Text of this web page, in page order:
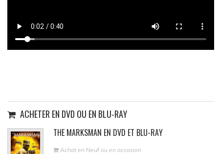
ACHETER EN DVD OU EN BLU-RAY
THE MARKSMAN EN DVD ET BLU-RAY
Achat en Neuf ou en occasion